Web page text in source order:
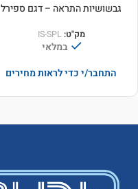
גבשושיות התראה – דגם ספירל
מק"ט:IS-SPL
במלאי
התחבר/י כדי לראות מחירים